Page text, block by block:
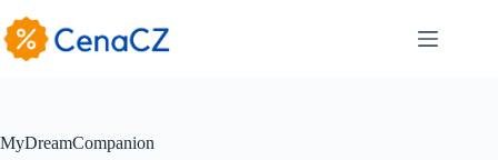
to
content
MyDreamCompanion